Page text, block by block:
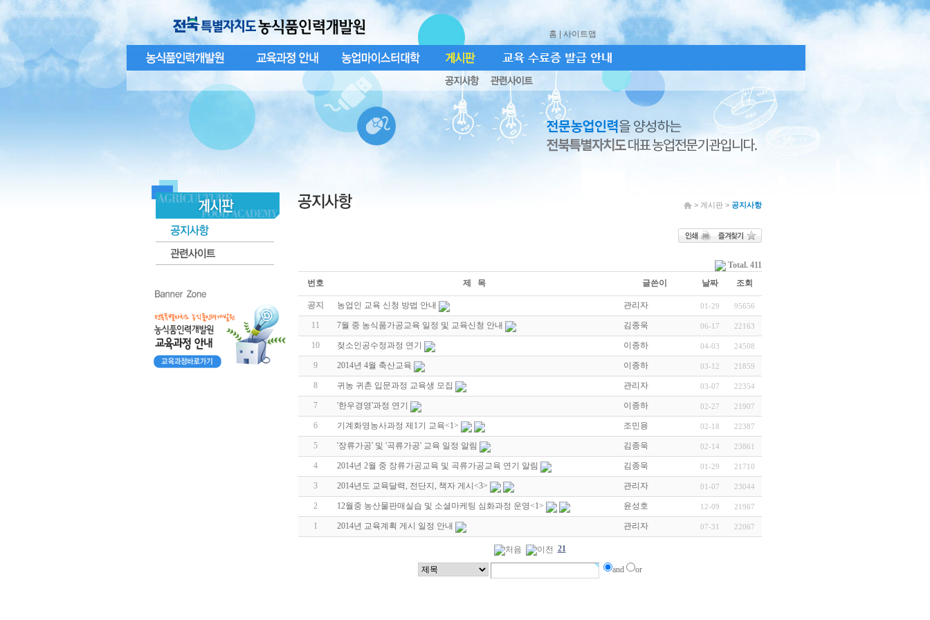
홈 | 사이트맵
> 게시판 > 공지사항
Total. 411
번호
제 목 글쓴이 날짜 조회
공지 농업인 교육 신청 방법 안내 관리자 01-29 95656
11 7월 중 농식품가공교육 일정 및 교육신청 안내 김종욱 06-17 22163
10 젖소인공수정과정 연기 이종하 04-03 24508
9 2014년 4월 축산교육 이종하 03-12 21859
8 귀농 귀촌 입문과정 교육생 모집 관리자 03-07 22354
7 '한우경영'과정 연기 이종하 02-27 21907
6 기계화영농사과정 제1기 교육<1> 조민용 02-18 22387
5 '장류가공' 및 '곡류가공' 교육 일정 알림 김종욱 02-14 23861
4 2014년 2월 중 장류가공교육 및 곡류가공교육 연기 알림 김종욱 01-29 21710
3 2014년도 교육달력, 전단지, 책자 게시 <3> 관리자 01-07 23044
2 12월중 농산물판매실습 및 소셜마케팅 심화과정 운영<1> 윤성호 12-09 21967
1 2014년 교육계획 게시 일정 안내 관리자 07-31 22067
21
and or